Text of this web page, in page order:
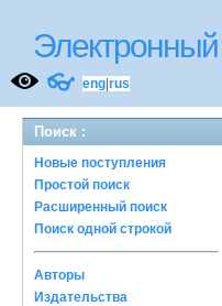
Электронный
👓 eng rus
Поиск :
Новые поступления
Простой поиск
Расширенный поиск
Поиск одной строкой
Авторы
Издательства